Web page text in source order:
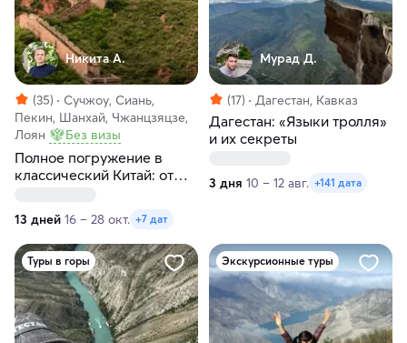
Никита А.
(35)
Сучжоу, Сиань,
Пекин, Шанхай, Чжанцзяцзе,
Лоян
Без визы
Полное погружение в
классический Китай: от
13 дней 16 – 28 окт. +7 дат
Мурад Д.
(17) Дагестан, Кавказ
Дагестан: «Языки тролля»
и их секреты
3 дня 10 – 12 авг. +141 дата
Туры в горы Экскурсионные туры